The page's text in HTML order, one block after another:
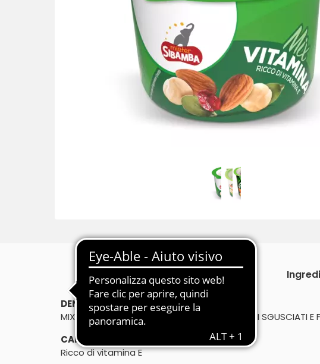
Descrizione
DENOMINAZIONE DI VENDITA:
MIX VITAMINA - MISTO DI FRUTTA E SEMI SECCHI SGUSCIATI E
CARATTERISTICHE:
Ricco di vitamina E